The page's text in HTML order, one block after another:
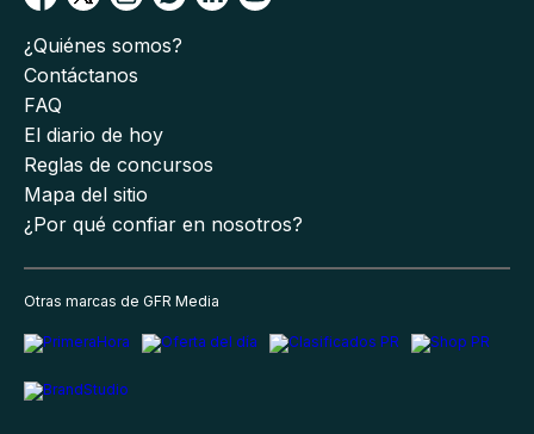
¿Quiénes somos?
Contáctanos
FAQ
El diario de hoy
Reglas de concursos
Mapa del sitio
¿Por qué confiar en nosotros?
Otras marcas de GFR Media